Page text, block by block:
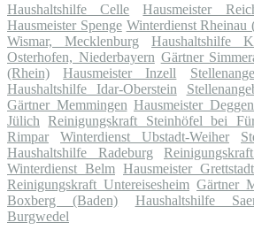
Haushaltshilfe Celle
Hausmeister
Hausmeister Spenge Winterdienst Rheinau
Wismar, Mecklenburg
Haushaltshilfe
Osterhofen, Niederbayern Gärtner
(Rhein)
Hausmeister Inzell
Haushaltshilfe Idar-Oberstein
Gärtner Memmingen Hausmeister
Jülich
Reinigungskraft Steinhöfel bei
Rimpar
Winterdienst Ubstadt-Weiher
Haushaltshilfe Radeburg
Winterdienst Belm Hausmeister Grettstadt
Reinigungskraft Untereisesheim Gärtner
Boxberg (Baden)
Haushaltshilfe
Burgwedel